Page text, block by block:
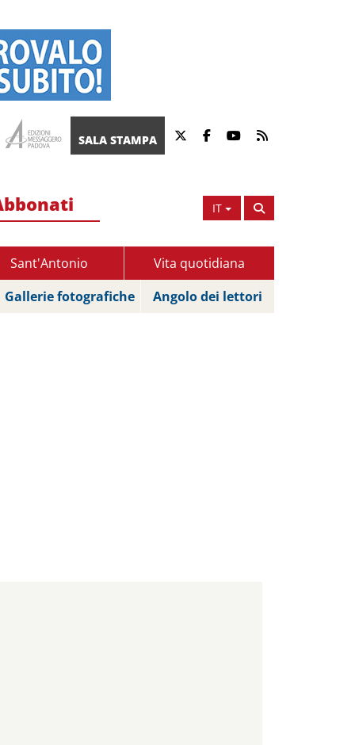
SALA STAMPA
IT
Sant'Antonio
Vita quotidiana
Gallerie fotografiche
Angolo dei lettori